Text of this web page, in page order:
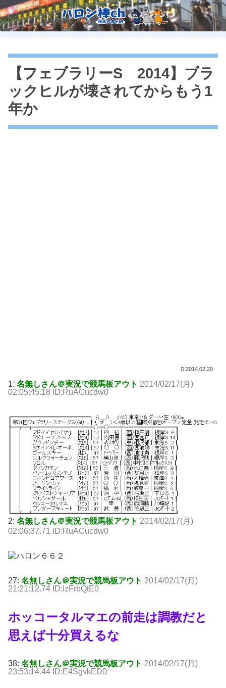
【フェブラリーS 2014】ブラ
ックヒルが壊されてからもう1
年か
2014.02.20
1: 名無しさん＠実況で競馬板アウト 2014/02/17(月)
02:05:45.18 ID:RuACucdw0
2: 名無しさん＠実況で競馬板アウト 2014/02/17(月)
02:06:37.71 ID:RuACucdw0
27: 名無しさん＠実況で競馬板アウト 2014/02/17(月)
21:21:12.74 ID:IzFrbQtE0
ホッコータルマエの前走は調教だと
思えば十分買えるな
38: 名無しさん＠実況で競馬板アウト 2014/02/17(月)
23:53:14.44 ID:E4SgvkED0